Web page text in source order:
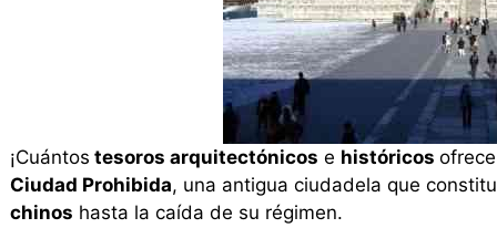
¡Cuántos tesoros arquitectónicos e históricos
Ciudad Prohibida, una antigua ciudadela que
chinos hasta la caída de su régimen.